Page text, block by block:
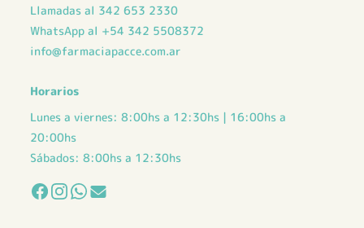
Llamadas al 342 653 2330
WhatsApp al +54 342 5508372
info@farmaciapacce.com.ar
Horarios
Lunes a viernes: 8:00hs a 12:30hs | 16:00hs a
20:00hs
Sábados: 8:00hs a 12:30hs